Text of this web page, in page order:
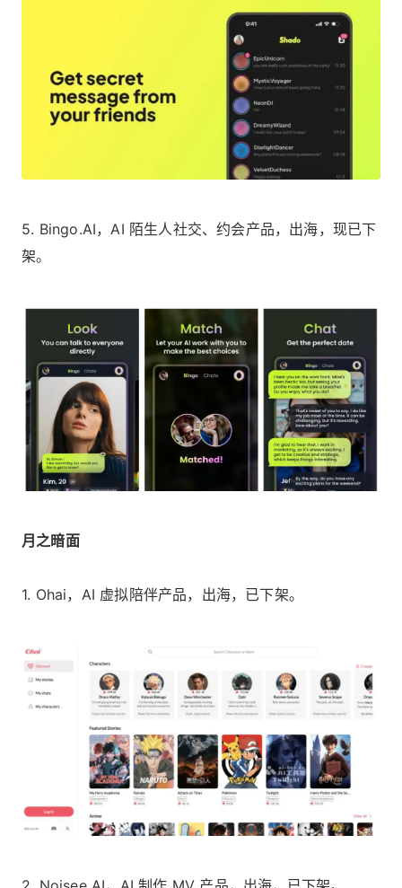
5. Bingo.AI，AI 陌生人社交、约会产品，出海，现已下
架。
月之暗面
1. Ohai，AI 虚拟陪伴产品，出海，已下架。